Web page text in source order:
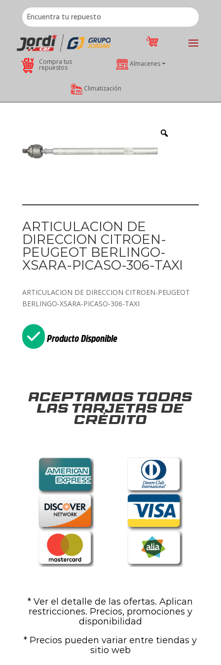
Compra tus
repuestos Almacenes
Climatización
ARTICULACION DE
DIRECCION CITROEN-
PEUGEOT BERLINGO-
XSARA-PICASO-306-TAXI
ARTICULACION DE DIRECCION CITROEN-PEUGEOT
BERLINGO-XSARA-PICASO-306-TAXI
Producto Disponible
Aceptamos todas
las tarjetas de
crédito
* Ver el detalle de las ofertas. Aplican
restricciones. Precios, promociones y
disponibilidad
* Precios pueden variar entre tiendas y
sitio web